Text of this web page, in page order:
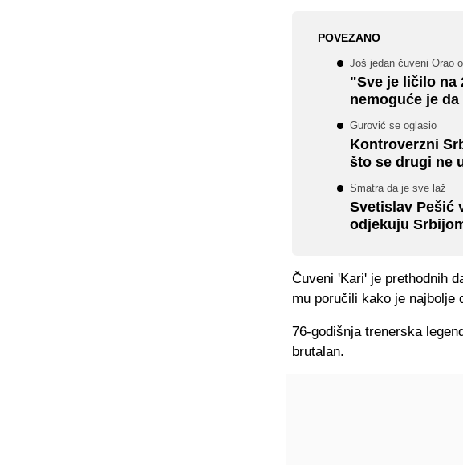
POVEZANO
Još jedan čuveni Orao
"Sve je ličilo na
nemoguće je
Gurović se oglasio
Kontroverzni
što se drugi ne
Smatra da je sve laž
Svetislav Pešić
odjekuju
Čuveni 'Kari' je prethodnih
mu poručili kako je najbolje
76-godišnja trenerska
brutalan.